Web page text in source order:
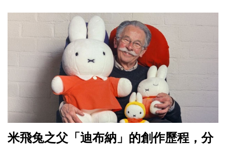
米飛兔之父「迪布納」的創作歷程，分